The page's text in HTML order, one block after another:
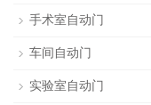
手术室自动门
车间自动门
实验室自动门